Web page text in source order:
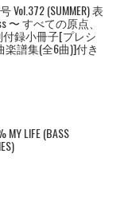
(SUMMER) 表
〜 すべての原点、
録小冊子[プレシ
譜集(全6曲)]付き
LIFE (BASS